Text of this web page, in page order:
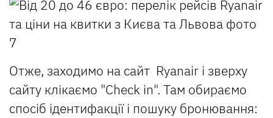
Отже, заходимо на сайт Ryanair і зверху
сайту клікаємо "Check in". Там обираємо
спосіб ідентифакції і пошуку бронювання: